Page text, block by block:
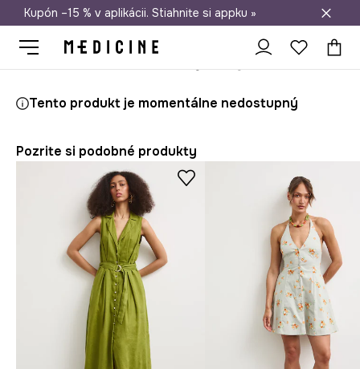
Doprava zadarmo od 50 €
Kupón –15 % v aplikácii. Stiahnite si appku »
Tento produkt je momentálne nedostupný
Pozrite si podobné produkty